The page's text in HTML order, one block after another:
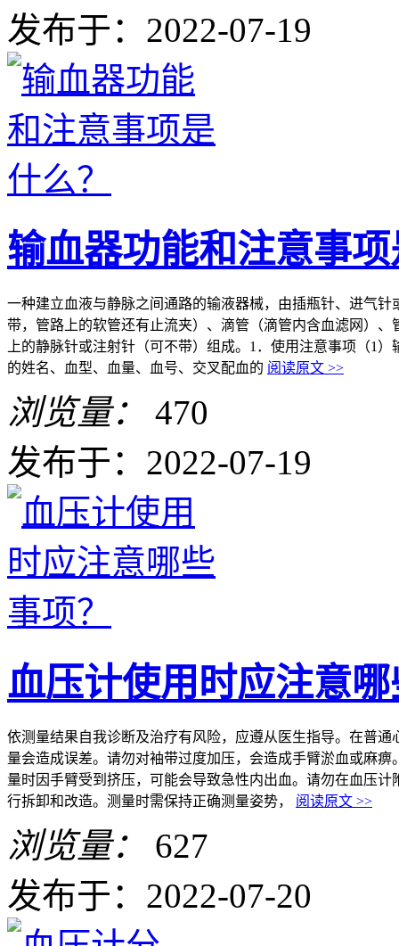
发布于：2022-07-19
输血器功能和注意事
一种建立血液与静脉之间通路的输液器械，由插瓶针、进气
带，管路上的软管还有止流夹）、滴管（滴管内含血滤网）
上的静脉针或注射针（可不带）组成。1．使用注意事项（1
的姓名、血型、血量、血号、交叉配血的 阅读原文 >>
浏览量：
470
发布于：2022-07-19
血压计使用时应注意
依测量结果自我诊断及治疗有风险，应遵从医生指导。在普
量会造成误差。请勿对袖带过度加压，会造成手臂淤血或麻
量时因手臂受到挤压，可能会导致急性内出血。请勿在血压
行拆卸和改造。测量时需保持正确测量姿势， 阅读原文 >>
浏览量：
627
发布于：2022-07-20